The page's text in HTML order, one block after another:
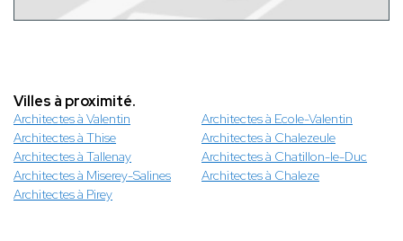
Villes à proximité.
Architectes à Valentin
Architectes à Ecole-Valentin
Architectes à Thise
Architectes à Chalezeule
Architectes à Tallenay
Architectes à Chatillon-le-Duc
Architectes à Miserey-Salines
Architectes à Chaleze
Architectes à Pirey